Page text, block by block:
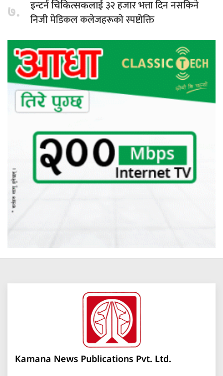
७. इन्टर्न चिकित्सकलाई३२ हजार भत्ता दिन नसकिने
निजी मेडिकल कलेजहरूको स्पष्टोक्ति
Kamana News Publications Pvt. Ltd.